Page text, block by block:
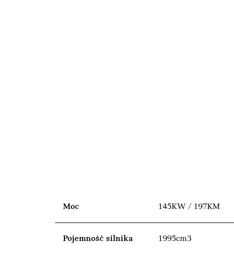
Moc 145KW / 197KM
Pojemność silnika 1995cm3